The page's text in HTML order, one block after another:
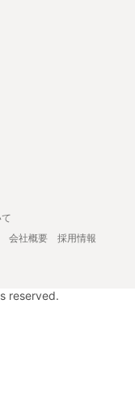
会社概要
採用情報
reserved.